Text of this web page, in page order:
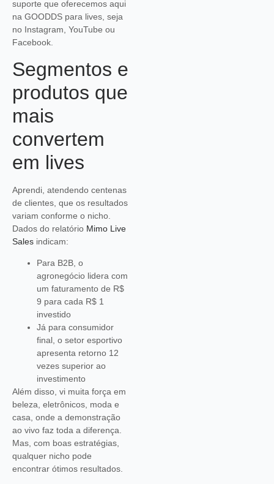
suporte que oferecemos aqui
na GOODDS para lives, seja
no Instagram, YouTube ou
Facebook.
Segmentos e
produtos que
mais
convertem
em lives
Aprendi, atendendo centenas
de clientes, que os resultados
variam conforme o nicho.
Dados do relatório Mimo Live
Sales indicam:
Para B2B, o
agronegócio lidera com
um faturamento de R$
9 para cada R$ 1
investido
Já para consumidor
final, o setor esportivo
apresenta retorno 12
vezes superior ao
investimento
Além disso, vi muita força em
beleza, eletrônicos, moda e
casa, onde a demonstração
ao vivo faz toda a diferença.
Mas, com boas estratégias,
qualquer nicho pode
encontrar ótimos resultados.